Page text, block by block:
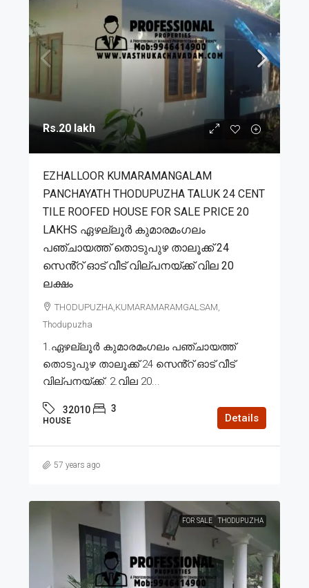
Rs.20 lakh
EZHALLOOR KUMARAMANGALAM
PANCHAYATH THODUPUZHA TALUK 24 CENT
TILE ROOFED HOUSE FOR SALE PRICE 20
LAKHS ഏഴല്ലൂർ കുമാരമംഗലം
പഞ്ചായത്ത് തൊടുപുഴ താലൂക്ക് 24
സെൻ്റ് ഓട് വീട് വില്പനയ്ക്ക് വില 20
ലക്ഷം
THODUPUZHA,KUMARAMARAMGALSAM,
Thodupuzha
1.ഏഴല്ലൂർ കുമാരമംഗലം പഞ്ചായത്ത്
തൊടുപുഴ താലൂക്ക് 24 സെൻ്റ് ഓട് വീട്
വില്പനയ്ക്ക്. 2.വില 20...
32010 3
HOUSE Details
57 years ago
FOR SALE THODUPUZHA